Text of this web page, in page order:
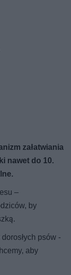
załatwiania
nawet do 10.
–
by
psów -
aby